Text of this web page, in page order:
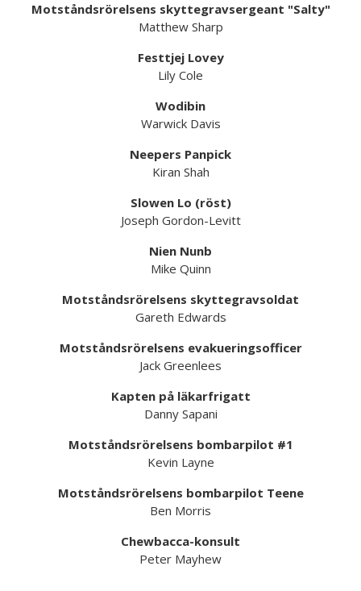
Motståndsrörelsens skyttegravsergeant "Salty"
Matthew Sharp
Festtjej Lovey
Lily Cole
Wodibin
Warwick Davis
Neepers Panpick
Kiran Shah
Slowen Lo (röst)
Joseph Gordon-Levitt
Nien Nunb
Mike Quinn
Motståndsrörelsens skyttegravsoldat
Gareth Edwards
Motståndsrörelsens evakueringsofficer
Jack Greenlees
Kapten på läkarfrigatt
Danny Sapani
Motståndsrörelsens bombarpilot #1
Kevin Layne
Motståndsrörelsens bombarpilot Teene
Ben Morris
Chewbacca-konsult
Peter Mayhew